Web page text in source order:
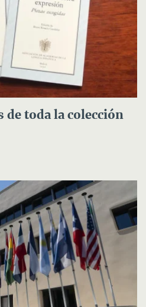
de toda la colección